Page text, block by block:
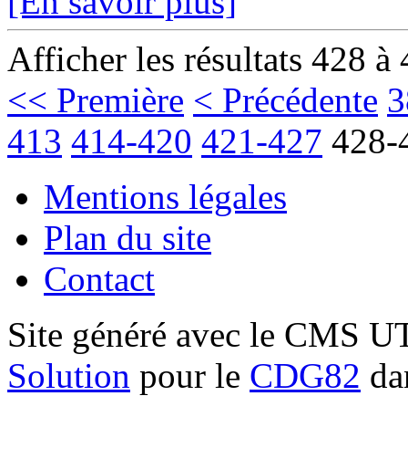
Afficher les résultats 428 à
<< Première < Précédente
413 414-420 421-427 428-
Mentions légales
Plan du site
Contact
Site généré avec le CMS
Solution pour le CDG82